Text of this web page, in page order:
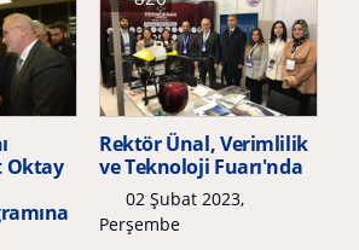
Oktay
Rektör Ünal, Verimlilik
ve Teknoloji Fuarı'nda
02 Şubat 2023,
Perşembe